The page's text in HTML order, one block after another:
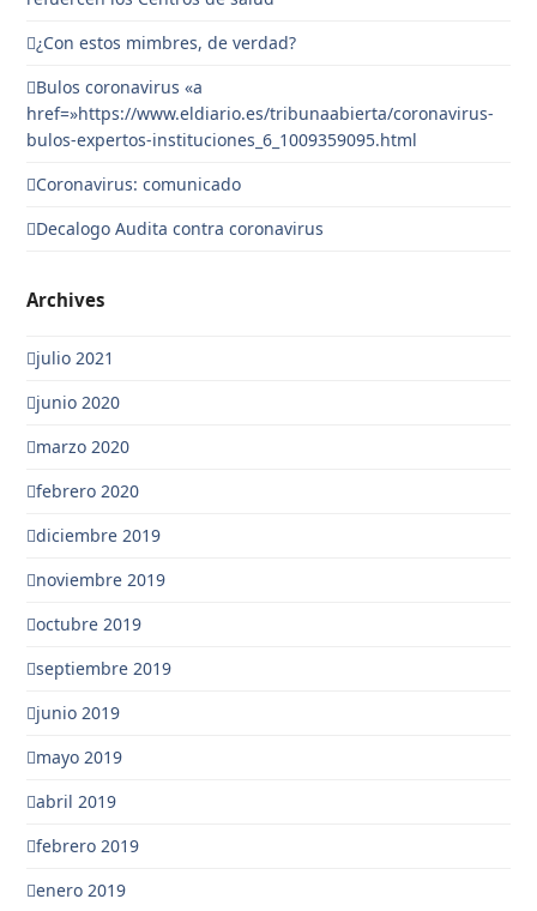
¿Con estos mimbres, de verdad?
Bulos coronavirus «a
href=»https://www.eldiario.es/tribunaabierta/coronavirus-
bulos-expertos-instituciones_6_1009359095.html
Coronavirus: comunicado
Decalogo Audita contra coronavirus
Archives
julio 2021
junio 2020
marzo 2020
febrero 2020
diciembre 2019
noviembre 2019
octubre 2019
septiembre 2019
junio 2019
mayo 2019
abril 2019
febrero 2019
enero 2019